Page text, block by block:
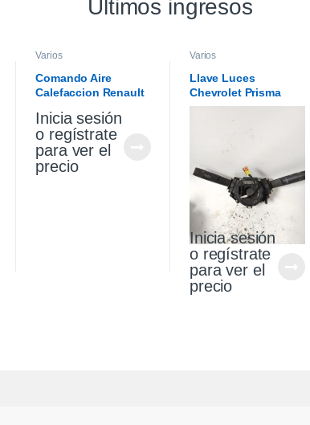
Ultimos ingresos
Varios
Comando Aire
Calefaccion Renault
Inicia sesión
o regístrate
para ver el
precio
Varios
Llave Luces
Chevrolet Prisma
Onix 13/17
Inicia sesión
o regístrate
para ver el
precio